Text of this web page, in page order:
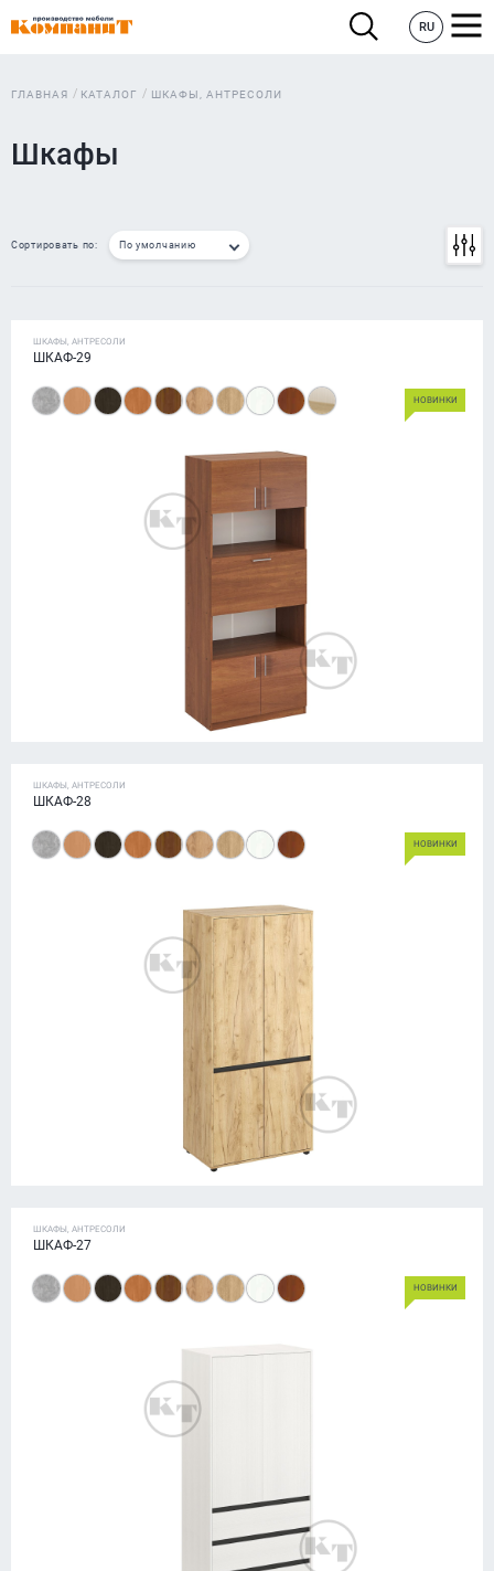
RU
ГЛАВНАЯ КАТАЛОГ ШКАФЫ, АНТРЕСОЛИ
Шкафы
Сортировать по: По умолчанию
ШКАФЫ, АНТРЕСОЛИ
ШКАФ-29
НОВИНКИ
ШКАФЫ, АНТРЕСОЛИ
ШКАФ-28
НОВИНКИ
ШКАФЫ, АНТРЕСОЛИ
ШКАФ-27
НОВИНКИ